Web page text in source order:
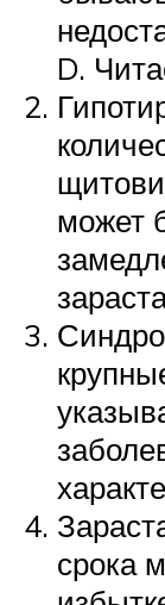
D.
может
срока